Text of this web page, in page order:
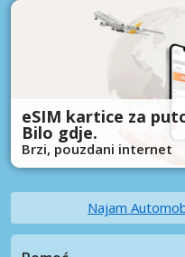
eSIM kartice za
Bilo gdje.
Brzi, pouzdani internet
Najam